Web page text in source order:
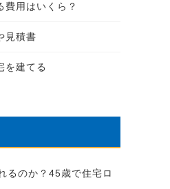
費用はいくら？
見積書
を建てる
るのか？45歳で住宅ロ